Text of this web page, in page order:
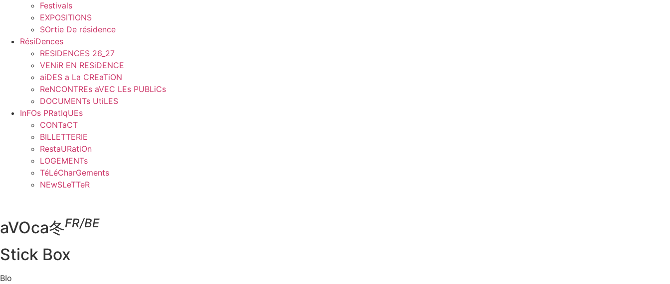
Festivals
EXPOSITIONS
SOrtie De résidence
RésiDences
RESIDENCES 26_27
VENiR EN RESiDENCE
aiDES a La CREaTiON
ReNCONTREs aVEC LEs PUBLiCs
DOCUMENTs UtiLES
InFOs PRatIqUEs
CONTaCT
BILLETTERIE
RestaURatiOn
LOGEMENTs
TéLéCharGements
NEwSLeTTeR
aVOca冬FR/BE
Stick Box
BIo